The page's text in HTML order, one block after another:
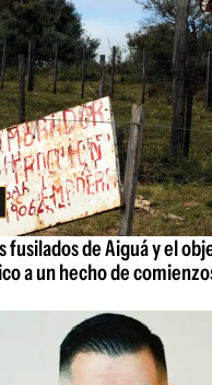
fusilados de Aiguá y el
a un hecho de